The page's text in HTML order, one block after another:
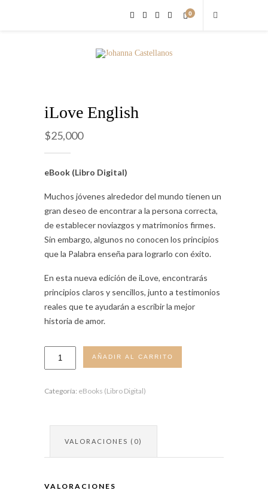
0
iLove English
$25,000
eBook (Libro Digital)
Muchos jóvenes alrededor del mundo tienen un
gran deseo de encontrar a la persona correcta,
de establecer noviazgos y matrimonios firmes.
Sin embargo, algunos no conocen los principios
que la Palabra enseña para lograrlo con éxito.
En esta nueva edición de iLove, encontrarás
principios claros y sencillos, junto a testimonios
reales que te ayudarán a escribir la mejor
historia de amor.
English
cantidad
AÑADIR AL CARRITO
Categoría: eBooks (Libro Digital)
VALORACIONES (0)
VALORACIONES